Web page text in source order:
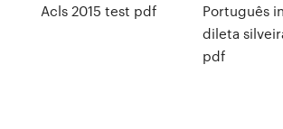
Acls 2015 test pdf
Português
dileta
pdf